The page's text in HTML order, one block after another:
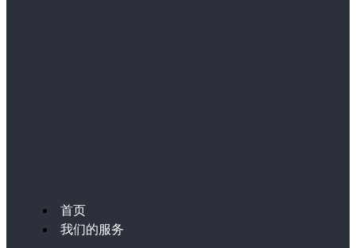
首页
我们的服务